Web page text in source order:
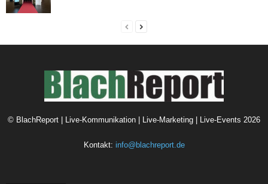
© BlachReport | Live-Kommunikation | Live-Marketing | Live-Events 2026
Kontakt: info@blachreport.de